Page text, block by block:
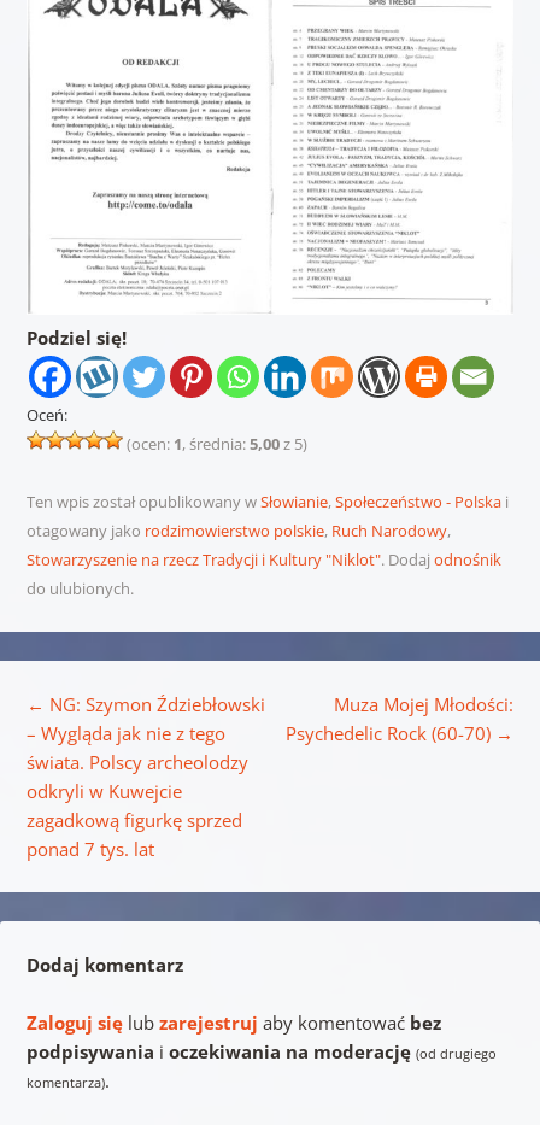
Podziel się!
Oceń:
(ocen: 1, średnia:5,00z 5)
Ten wpis został opublikowany wSłowianie,Społeczeństwo - Polskai
otagowany jako rodzimowierstwo polskie, Ruch Narodowy,
Stowarzyszenie na rzecz Tradycji i Kultury "Niklot". Dodaj odnośnik
do ulubionych.
← NG: Szymon Ździebłowski
– Wygląda jak nie z tego
świata. Polscy archeolodzy
odkryli w Kuwejcie
zagadkową figurkę sprzed
ponad 7 tys. lat
Muza Mojej Młodości:
Psychedelic Rock (60-70) →
Dodaj komentarz
Zaloguj sięlub zarejestruj aby komentować bez
podpisywania i oczekiwania na moderację (od drugiego
komentarza).